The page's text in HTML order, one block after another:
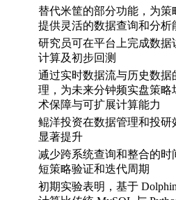
替代米筐的部分功能，为策
提供灵活的数据查询和分析
研究员可在平台上完成数据
计算及初步回测
通过实时数据流与历史数据
理，为未来分钟频实盘策略
术保障与可扩展计算能力
鲲洋投资在数据管理和投研
显著提升
减少跨系统查询和整合的时
短策略验证和迭代周期
初期实验表明，基于